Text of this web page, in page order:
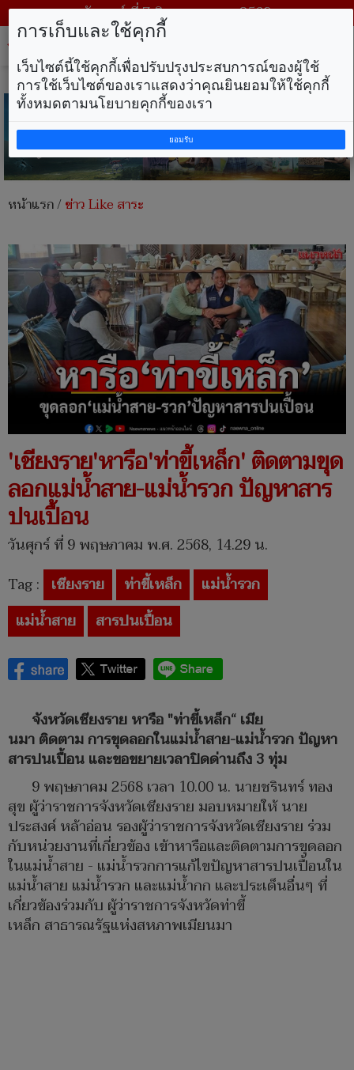
วันศุกร์ ที่ 7 สิงหาคม พ.ศ. 2569
หน้าแรก/ข่าว Like สาระ
'เชียงราย'หารือ'ท่าขี้เหล็ก' ติดตามขุด
ลอกแม่น้ำสาย-แม่น้ำรวก ปัญหาสาร
ปนเปื้อน
วันศุกร์ ที่ 9 พฤษภาคม พ.ศ. 2568, 14.29 น.
Tag : เชียงราย ท่าขี้เหล็ก
แม่น้ำรวก
แม่น้ำสาย
สารปนเปื้อน
จังหวัดเชียงราย หารือ "ท่าขี้เหล็ก“ เมีย
นมา ติดตาม การขุดลอกในแม่น้ำสาย-แม่น้ำรวก ปัญหา
สารปนเปื้อน และขอขยายเวลาปิดด่านถึง 3 ทุ่ม
9 พฤษภาคม 2568 เวลา 10.00 น. นายชรินทร์ ทอง
สุข ผู้ว่าราชการจังหวัดเชียงราย มอบหมายให้ นาย
ประสงค์ หล้าอ่อน รองผู้ว่าราชการจังหวัดเชียงราย ร่วม
กับหน่วยงานที่เกี่ยวข้อง เข้าหารือและติดตามการขุดลอก
ในแม่น้ำสาย - แม่น้ำรวกการแก้ไขปัญหาสารปนเปื้อนใน
แม่น้ำสาย แม่น้ำรวก และแม่น้ำกก และประเด็นอื่นๆ ที่
เกี่ยวข้องร่วมกับ ผู้ว่าราชการจังหวัดท่าขี้
เหล็ก สาธารณรัฐแห่งสหภาพเมียนมา
การเก็บและใช้คุกกี้
เว็บไซต์นี้ใช้คุกกี้เพื่อปรับปรุงประสบการณ์ของผู้ใช้
การใช้เว็บไซต์ของเราแสดงว่าคุณยินยอมให้ใช้คุกกี้
ทั้งหมดตามนโยบายคุกกี้ของเรา
ยอมรับ